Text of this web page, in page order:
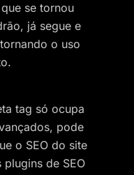
se tornou
já segue e
o uso
tag só ocupa
pode
o SEO do site
de SEO